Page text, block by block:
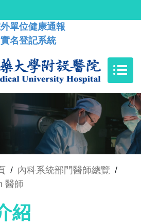
外單位健康通報
實名登記系統
/ 內科系統部門醫師總覽 /
醫師
紹